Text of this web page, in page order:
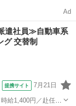
Ad
遣社員≫自動車系
グ 交替制
提携サイト 7月21日
給1,400円／赴任旅